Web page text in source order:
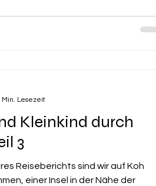
Kleinkind durch
3
Reiseberichts sind wir auf Koh
einer Insel in der Nähe der
Min. Lesezeit